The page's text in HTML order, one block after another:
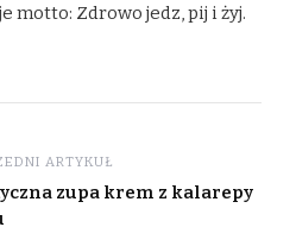
motto: Zdrowo jedz, pij i żyj.
ARTYKUŁ
zupa krem z kalarepy